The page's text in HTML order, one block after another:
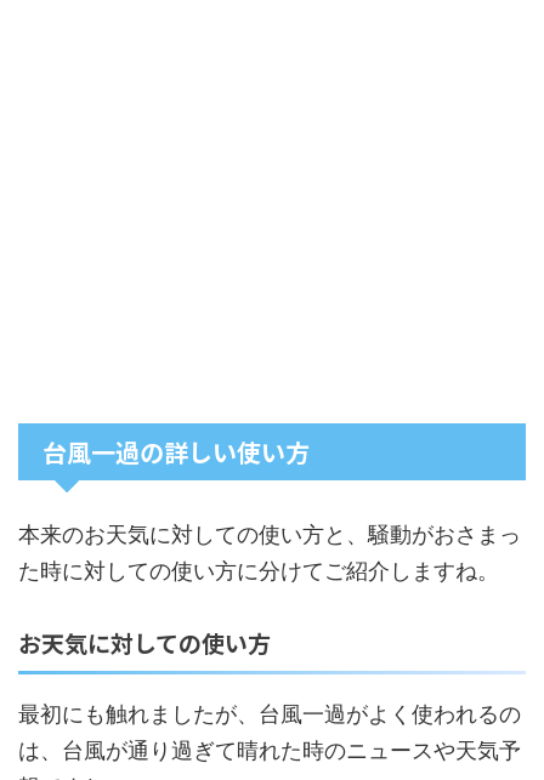
台風一過の詳しい使い方
本来のお天気に対しての使い方と、騒動がおさまっ
た時に対しての使い方に分けてご紹介しますね。
お天気に対しての使い方
最初にも触れましたが、台風一過がよく使われるの
は、台風が通り過ぎて晴れた時のニュースや天気予